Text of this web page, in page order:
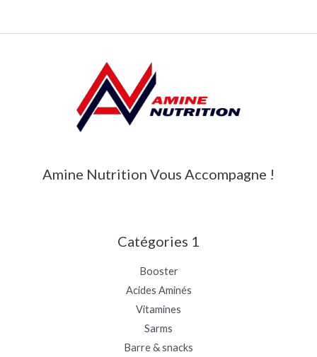
Amine Nutrition Vous Accompagne !
Catégories 1
Booster
Acides Aminés
Vitamines
Sarms
Barre & snacks